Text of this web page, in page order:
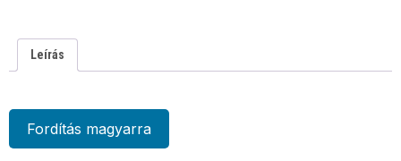
Leírás
Fordítás magyarra